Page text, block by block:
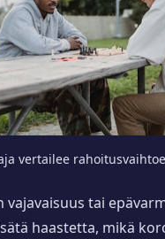
vertailee
vajavaisuus tai
haastetta, mikä